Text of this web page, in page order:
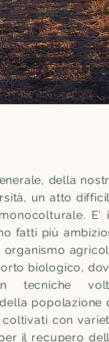
della
un atto
E’
fatti più
biologico,
tecniche
popolazione
con
il recupero